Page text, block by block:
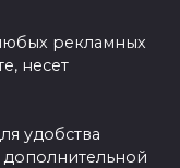
рекламных
несет
удобства
дополнительной